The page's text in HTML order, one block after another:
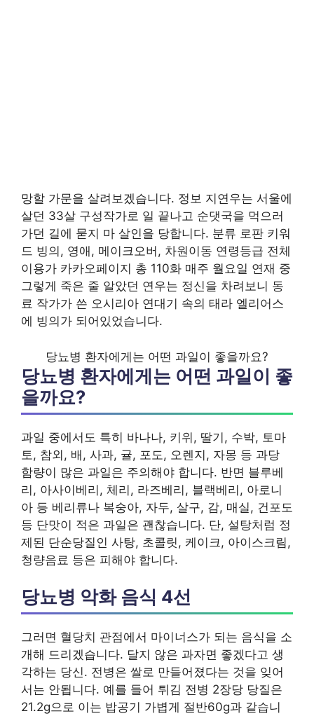
망할 가문을 살려보겠습니다. 정보 지연우는 서울에
살던 33살 구성작가로 일 끝나고 순댓국을 먹으러
가던 길에 묻지 마 살인을 당합니다. 분류 로판 키워
드 빙의, 영애, 메이크오버, 차원이동 연령등급 전체
이용가 카카오페이지 총 110화 매주 월요일 연재 중
그렇게 죽은 줄 알았던 연우는 정신을 차려보니 동
료 작가가 쓴 오시리아 연대기 속의 태라 엘리어스
에 빙의가 되어있었습니다.
당뇨병 환자에게는 어떤 과일이 좋을까요?
당뇨병 환자에게는 어떤 과일이 좋
을까요?
과일 중에서도 특히 바나나, 키위, 딸기, 수박, 토마
토, 참외, 배, 사과, 귤, 포도, 오렌지, 자몽 등 과당
함량이 많은 과일은 주의해야 합니다. 반면 블루베
리, 아사이베리, 체리, 라즈베리, 블랙베리, 아로니
아 등 베리류나 복숭아, 자두, 살구, 감, 매실, 건포도
등 단맛이 적은 과일은 괜찮습니다. 단, 설탕처럼 정
제된 단순당질인 사탕, 초콜릿, 케이크, 아이스크림,
청량음료 등은 피해야 합니다.
당뇨병 악화 음식 4선
그러면 혈당치 관점에서 마이너스가 되는 음식을 소
개해 드리겠습니다. 달지 않은 과자면 좋겠다고 생
각하는 당신. 전병은 쌀로 만들어졌다는 것을 잊어
서는 안됩니다. 예를 들어 튀김 전병 2장당 당질은
21.2g으로 이는 밥공기 가볍게 절반60g과 같습니